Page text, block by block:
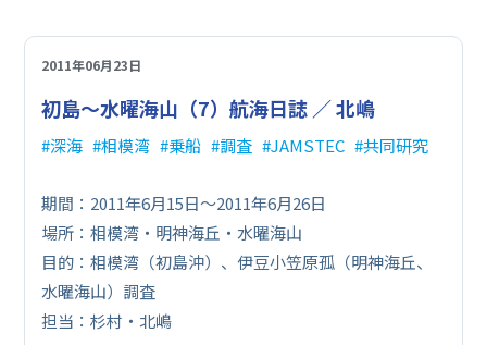
2011年06月23日
初島～水曜海山（7）航海日誌 ／ 北嶋
深海 相模湾 乗船 調査 JAMSTEC 共同研究
期間：2011年6月15日～2011年6月26日
場所：相模湾・明神海丘・水曜海山
目的：相模湾（初島沖）、伊豆小笠原孤（明神海丘、
水曜海山）調査
担当：杉村・北嶋